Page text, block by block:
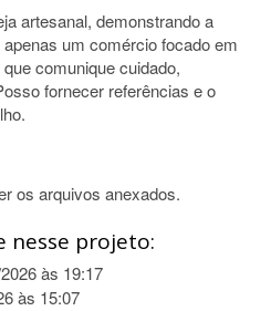
artesanal, demonstrando a
um comércio focado em
comunique cuidado,
fornecer referências e o
os arquivos anexados.
nesse projeto:
às 19:17
às 15:07